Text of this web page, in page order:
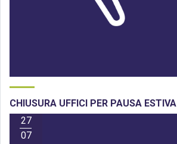
CHIUSURA UFFICI PER PAUSA ESTIVA
27
07